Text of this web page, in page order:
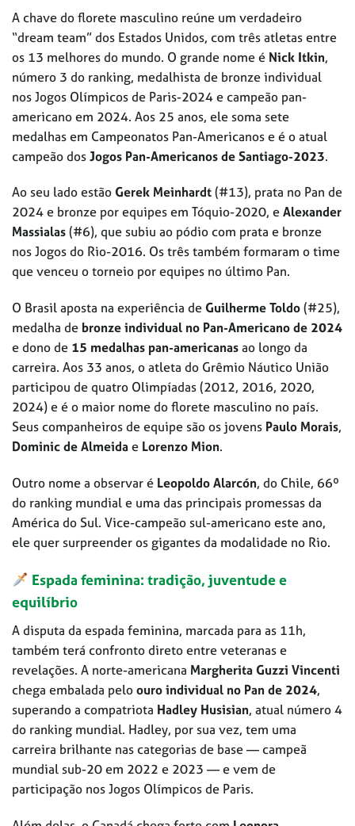
A chave do florete masculino reúne um verdadeiro
“dream team” dos Estados Unidos, com três atletas entre
os 13 melhores do mundo. O grande nome é Nick Itkin,
número 3 do ranking, medalhista de bronze individual
nos Jogos Olímpicos de Paris-2024 e campeão pan-
americano em 2024. Aos 25 anos, ele soma sete
medalhas em Campeonatos Pan-Americanos e é o atual
campeão dosJogos Pan-Americanos de Santiago-2023.
Ao seu lado estãoGerek Meinhardt(#13), prata no Pan de
2024 e bronze por equipes em Tóquio-2020, eAlexander
Massialas(#6), que subiu ao pódio com prata e bronze
nos Jogos do Rio-2016. Os três também formaram o time
que venceu o torneio por equipes no último Pan.
O Brasil aposta na experiência deGuilherme Toldo(#25),
medalha de bronze individual no Pan-Americano de 2024
e dono de 15 medalhas pan-americanasao longo da
carreira. Aos 33 anos, o atleta do Grêmio Náutico União
participou de quatro Olimpíadas (2012, 2016, 2020,
2024) e é o maior nome do florete masculino no país.
Seus companheiros de equipe são os jovens Paulo Morais,
Dominic de Almeidae Lorenzo Mion.
Outro nome a observar é Leopoldo Alarcón, do Chile, 66º
do ranking mundial e uma das principais promessas da
América do Sul. Vice-campeão sul-americano este ano,
ele quer surpreender os gigantes da modalidade no Rio.
Espada feminina: tradição, juventude e
equilíbrio
A disputa da espada feminina, marcada para as 11h,
também terá confronto direto entre veteranas e
revelações. A norte-americana Margherita Guzzi Vincenti
chega embalada peloouro individual no Pan de 2024,
superando a compatriota Hadley Husisian, atual número 4
do ranking mundial. Hadley, por sua vez, tem uma
carreira brilhante nas categorias de base — campeã
mundial sub-20 em 2022 e 2023 — e vem de
participação nos Jogos Olímpicos de Paris.